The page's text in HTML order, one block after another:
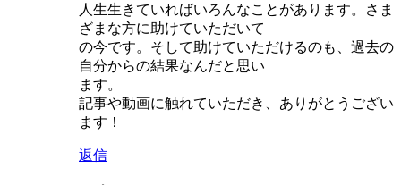
人生生きていればいろんなことがあります。さま
ざまな方に助けていただいて
の今です。そして助けていただけるのも、過去の
自分からの結果なんだと思い
ます。
記事や動画に触れていただき、ありがとうござい
ます！
返信